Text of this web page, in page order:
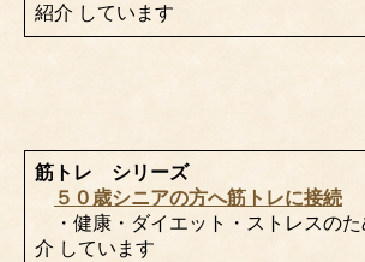
紹介 しています
筋トレ シリーズ
５０歳シニアの方へ筋トレに接続
・健康・ダイエット・ストレスのた
介 しています